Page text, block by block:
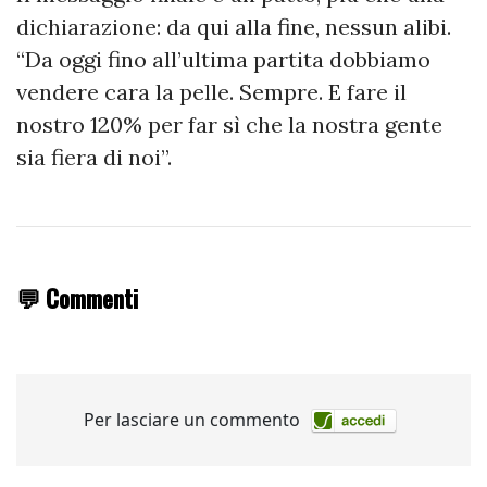
dichiarazione: da qui alla fine, nessun alibi.
“Da oggi fino all’ultima partita dobbiamo
vendere cara la pelle. Sempre. E fare il
nostro 120% per far sì che la nostra gente
sia fiera di noi”.
💬 Commenti